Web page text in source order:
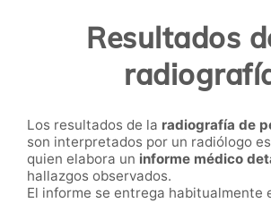
Resultados
Los resultados de la radiografía de
son interpretados por un radiólogo
quien elabora un informe médico
hallazgos observados.
El informe se entrega habitualmente